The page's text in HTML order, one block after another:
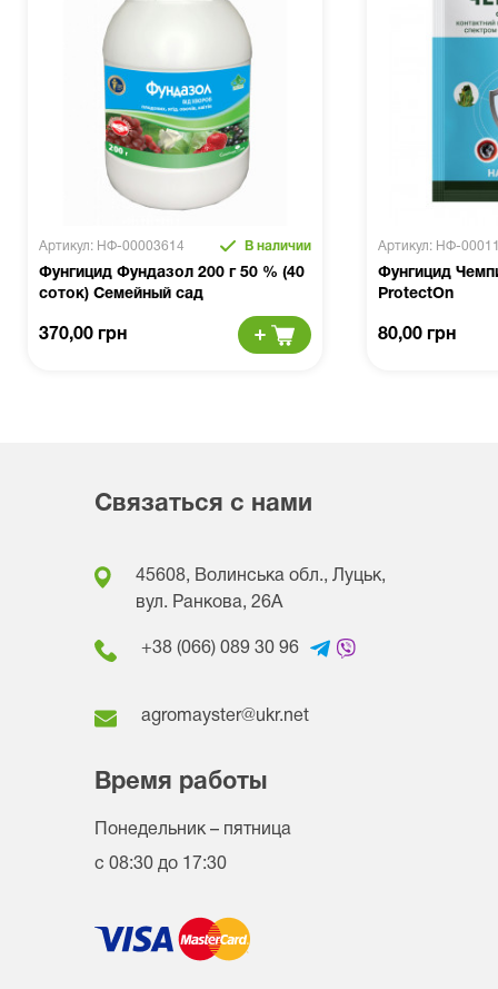
Артикул: НФ-00003614 В наличии
Фунгицид Фундазол 200 г 50 % (40
соток) Семейный сад
370,00 грн
Артикул: НФ-
Фунгицид
ProtectOn
80,00 грн
Связаться с нами
45608, Волинська обл., Луцьк,
вул. Ранкова, 26A
+38 (066) 089 30 96
agromayster@ukr.net
Время работы
Понедельник – пятница
с 08:30 до 17:30